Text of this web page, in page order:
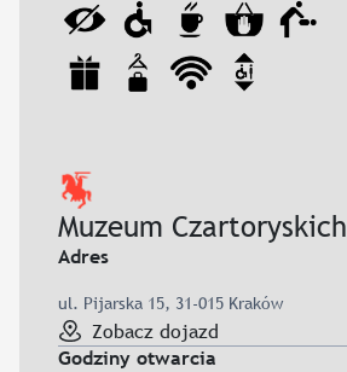
Muzeum Czartoryskich
Adres
ul. Pijarska 15, 31-015 Kraków
Zobacz dojazd
Godziny otwarcia